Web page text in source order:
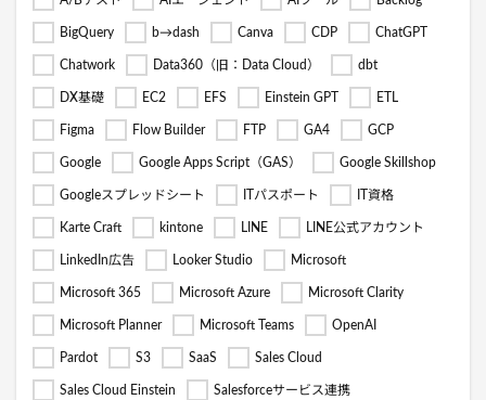
BigQuery b→dash Canva CDP ChatGPT
Chatwork Data360（旧：Data Cloud） dbt
DX基礎 EC2 EFS Einstein GPT ETL
Figma Flow Builder FTP GA4 GCP
Google Google Apps Script（GAS） Google Skillshop
Googleスプレッドシート ITパスポート IT資格
Karte Craft kintone LINE LINE公式アカウント
LinkedIn広告 Looker Studio Microsoft
Microsoft 365 Microsoft Azure Microsoft Clarity
Microsoft Planner Microsoft Teams OpenAI
Pardot S3 SaaS Sales Cloud
Sales Cloud Einstein Salesforceサービス連携